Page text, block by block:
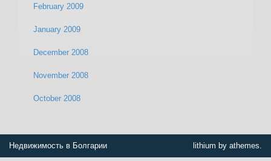
February 2009
January 2009
December 2008
November 2008
October 2008
Недвижимость в Болгарии lithium by athemes.